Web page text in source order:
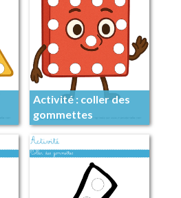
Activité : coller des
gommettes